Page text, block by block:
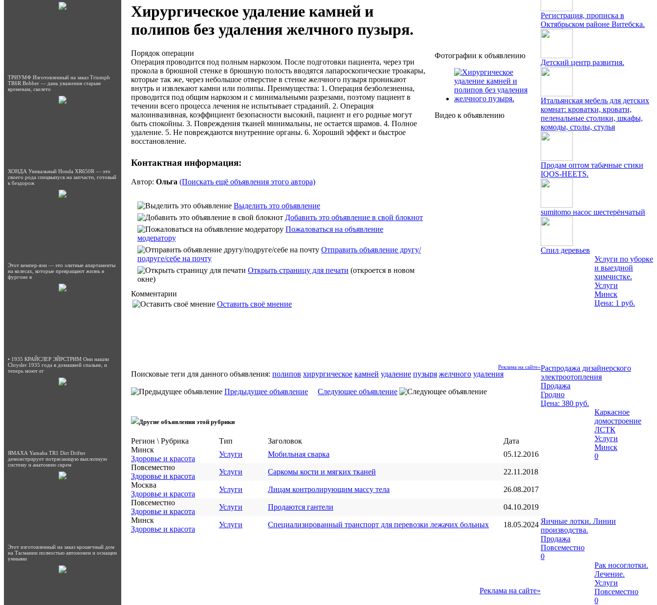
ТРИУМФ Изготовленный на заказ Triumph
TR6R Bobber — дань уважения старым
временам, скелето
ХОНДА Уникальный Honda XR650R — это
своего рода спецвыпуск на запчасти, готовый
к бездорож
Этот кемпер-вэн — это элитные апартаменты
на колесах, которые превращают жизнь в
фургоне в
• 1935 КРАЙСЛЕР ЭЙРСТРИМ Они нашли
Chrysler 1935 года в домашней спальне, и
теперь моют ег
ЯМАХА Yamaha TR1 Dirt Drifter
демонстрирует потрясающую выхлопную
систему и анатомию скрем
Этот изготовленный на заказ крошечный дом
на Тасмании полностью автономен и оснащен
умными
Хирургическое удаление камней и
полипов без удаления желчного пузыря.
Порядок операции
Операция проводится под полным наркозом. После подготовки пациента, через три
прокола в брюшной стенке в брюшную полость вводятся лапароскопические троакары,
которые так же, через небольшое отверстие в стенке желчного пузыря проникают
внутрь и извлекают камни или полипы. Преимущества: 1. Операция безболезненна,
проводится под общим наркозом и с минимальными разрезами, поэтому пациент в
течении всего процесса лечения не испытывает страданий. 2. Операция
малоинвазивная, коэффициент безопасности высокий, пациент и его родные могут
быть спокойны. 3. Повреждения тканей минимальны, не остается шрамов. 4. Полное
удаление. 5. Не повреждаются внутренние органы. 6. Хороший эффект и быстрое
восстановление.
Контактная информация:
Автор: Ольга (Поискать ещё объявления этого автора)
Выделить это объявление
Добавить это объявление в свой блокнот
Пожаловаться на объявление
модератору
Отправить объявление другу/
подруге/себе на почту
Открыть страницу для печати (откроется в новом
окне)
Фотографии к объявлению
Видео к объявлению
Комментарии
Оставить своё мнение
Реклама на сайте»
Поисковые теги для данного объявления: полипов хирургическое камней удаление пузыря желчного удаления
Предыдущее объявление Следующее объявление
Другие объявления этой рубрики
Регион \ Рубрика Тип Заголовок
Дата
Минск
Здоровье и красота
Услуги Мобильная сварка
05.12.2016
Повсеместно
Здоровье и красота
Услуги Саркомы кости и мягких тканей
22.11.2018
Москва
Здоровье и красота
Услуги Лицам контролирующим массу тела
26.08.2017
Повсеместно
Здоровье и красота
Услуги Продаются гантели
04.10.2019
Минск
Здоровье и красота
Услуги Специализированный транспорт для перевозки лежачих больных 18.05.2024
Реклама на сайте»
Регистрация, прописка в
Октябрьском районе Витебска.
Детский центр развития.
Итальянская мебель для детских
комнат: кроватки, кровати,
пеленальные столики, шкафы,
комоды, столы, стулья
Продам оптом табачные стики
IQOS-HEETS.
sumitomo насос шестерёнчатый
Спил деревьев
Услуги по уборке
и выездной
химчистке.
Услуги
Минск
Цена: 1 руб.
Распродажа дизайнерского
электроотопления
Продажа
Гродно
Цена: 380 руб.
Каркасное
домостроение
ЛСТК
Услуги
Минск
0
Яичные лотки. Линии
производства.
Продажа
Повсеместно
0
Рак носоглотки.
Лечение.
Услуги
Повсеместно
0